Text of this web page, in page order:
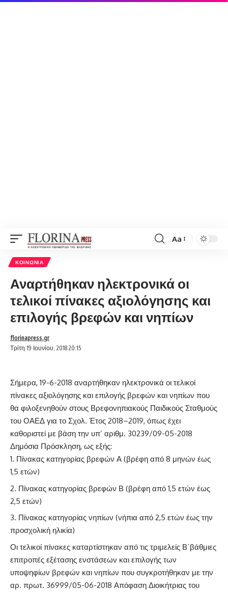
Font
Aa
ΚΟΙΝΩΝΊΑ
Αναρτήθηκαν ηλεκτρονικά οι
τελικοί πίνακες αξιολόγησης και
επιλογής βρεφών και νηπίων
Τρίτη 19 Ιουνίου, 2018 20:15
florinapress.gr
Σήμερα, 19-6-2018 αναρτήθηκαν ηλεκτρονικά οι τελικοί
πίνακες αξιολόγησης και επιλογής βρεφών και νηπίων που
θα φιλοξενηθούν στους Βρεφονηπιακούς Παιδικούς Σταθμούς
του ΟΑΕΔ για το Σχολ. Έτος 2018–2019, όπως έχει
καθοριστεί με βάση την υπ’ αριθμ. 30239/09-05-2018
Δημόσια Πρόσκληση, ως εξής:
Πίνακας κατηγορίας βρεφών Α (βρέφη από 8 μηνών έως
1,5 ετών)
Πίνακας κατηγορίας βρεφών Β (βρέφη από 1,5 ετών έως
2,5 ετών)
Πίνακας κατηγορίας νηπίων (νήπια από 2,5 ετών έως την
προσχολική ηλικία)
Οι τελικοί πίνακες καταρτίστηκαν από τις τριμελείς Β΄βάθμιες
επιτροπές εξέτασης ενστάσεων και επιλογής των
υποψηφίων βρεφών και νηπίων που συγκροτήθηκαν με την
αρ. πρωτ. 36999/05-06-2018 Απόφαση Διοικήτριας του